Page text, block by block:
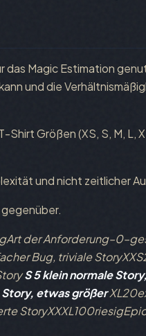
das Magic Estimation
und die
Größen (XS, S, M, L,
und nicht zeitlicher
der
Bug, triviale
S5kleinnormale
etwas größer